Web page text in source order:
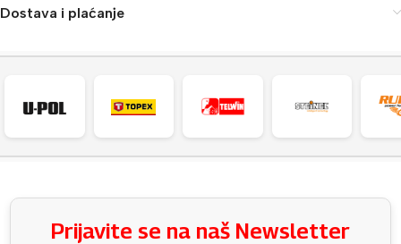
Dostava i plaćanje
Prijavite se na naš Newsletter